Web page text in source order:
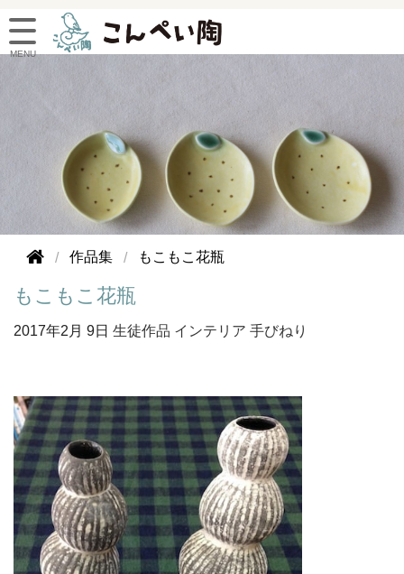
作品集 もこもこ花瓶
もこもこ花瓶
2017年2月 9日 生徒作品 インテリア 手びねり